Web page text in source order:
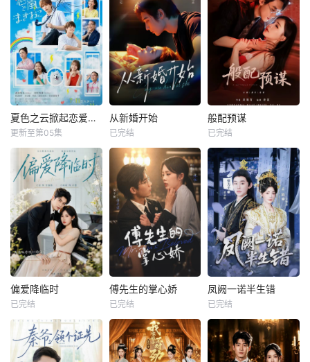
夏色之云掀起恋爱与风暴
更新至第05集
从新婚开始
已完结
般配预谋
已完结
偏爱降临时
已完结
傅先生的掌心娇
已完结
凤阙一诺半生错
已完结